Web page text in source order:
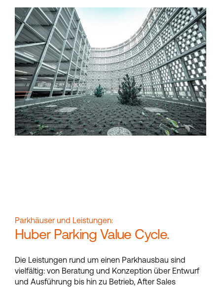
Parkhäuser und Leistungen:
Huber Parking Value Cycle.
Die Leistungen rund um einen Parkhausbau sind
vielfältig: von Beratung und Konzeption über Entwurf
und Ausführung bis hin zu Betrieb, After Sales